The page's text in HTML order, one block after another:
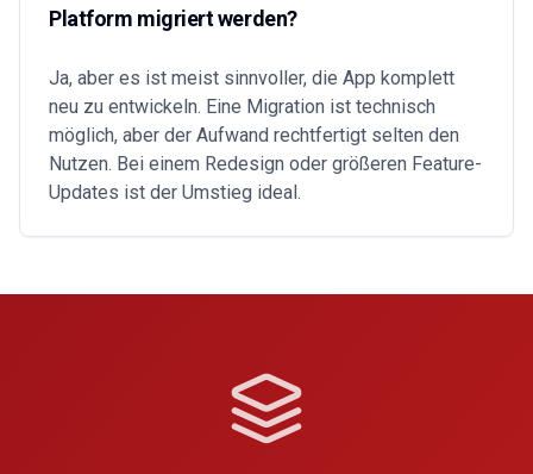
Platform migriert werden?
Ja, aber es ist meist sinnvoller, die App komplett
neu zu entwickeln. Eine Migration ist technisch
möglich, aber der Aufwand rechtfertigt selten den
Nutzen. Bei einem Redesign oder größeren Feature-
Updates ist der Umstieg ideal.